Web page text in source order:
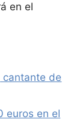
en el
cantante de
euros en el